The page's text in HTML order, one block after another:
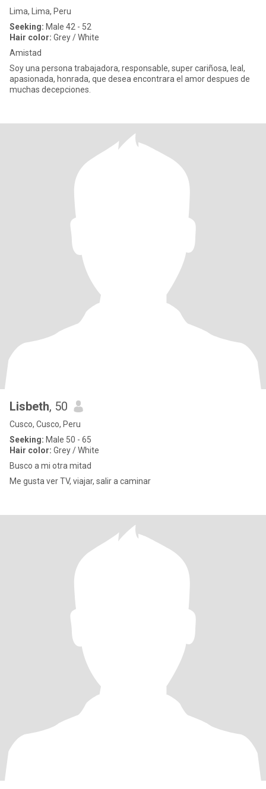
Lima, Lima, Peru
Seeking: Male 42 - 52
Hair color: Grey / White
Amistad
Soy una persona trabajadora, responsable, super cariñosa, leal,
apasionada, honrada, que desea encontrara el amor despues de
muchas decepciones.
Lisbeth, 50
Cusco, Cusco, Peru
Seeking: Male 50 - 65
Hair color: Grey / White
Busco a mi otra mitad
Me gusta ver TV, viajar, salir a caminar